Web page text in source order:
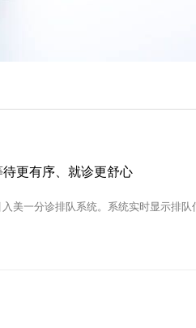
更有序、就诊更舒心
美一分诊排队系统。系统实时显示排